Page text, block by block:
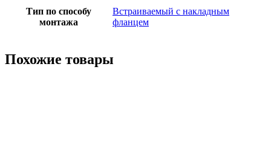
Тип по способу
монтажа
Встраиваемый с накладным
фланцем
Похожие товары